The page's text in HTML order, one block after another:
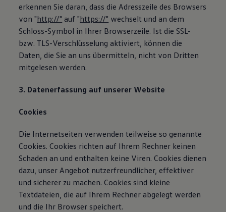
erkennen Sie daran, dass die Adresszeile des Browsers
von "http://" auf "https://" wechselt und an dem
Schloss-Symbol in Ihrer Browserzeile. Ist die SSL-
bzw. TLS-Verschlüsselung aktiviert, können die
Daten, die Sie an uns übermitteln, nicht von Dritten
mitgelesen werden.
3. Datenerfassung auf unserer Website
Cookies
Die Internetseiten verwenden teilweise so genannte
Cookies. Cookies richten auf Ihrem Rechner keinen
Schaden an und enthalten keine Viren. Cookies dienen
dazu, unser Angebot nutzerfreundlicher, effektiver
und sicherer zu machen. Cookies sind kleine
Textdateien, die auf Ihrem Rechner abgelegt werden
und die Ihr Browser speichert.